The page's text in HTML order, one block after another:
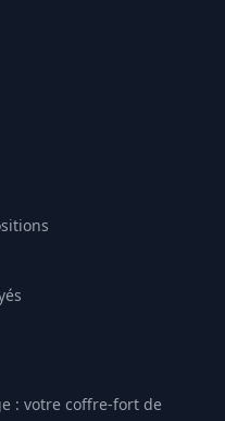
: votre coffre-fort de